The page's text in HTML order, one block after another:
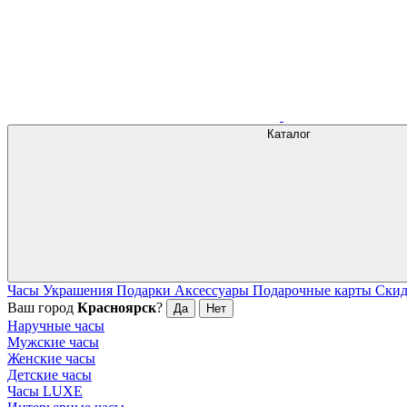
Каталог
Часы Украшения Подарки Аксессуары Подарочные карты
Ваш город Красноярск? Да Нет
Наручные часы
Мужские часы
Женские часы
Детские часы
Часы LUXE